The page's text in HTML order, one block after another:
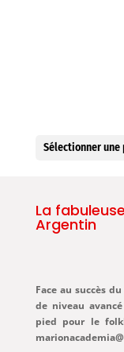
Sélectionner une
La
Argentin
Face au succès
de niveau
pied pour le